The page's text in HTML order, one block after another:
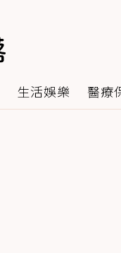
生活娛樂 醫療